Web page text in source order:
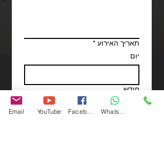
תאריך האירוע *
יום
חודש
Email YouTube